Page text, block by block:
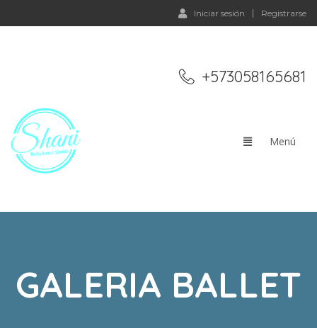
Iniciar sesión Registrarse
+573058165681
GALERIA BALLET